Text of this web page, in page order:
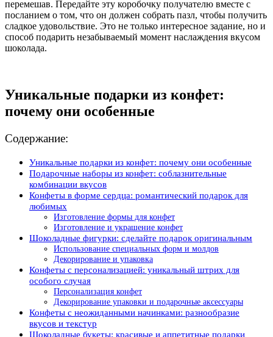
перемешав. Передайте эту коробочку получателю вместе с
посланием о том, что он должен собрать пазл, чтобы получить
сладкое удовольствие. Это не только интересное задание, но и
способ подарить незабываемый момент наслаждения вкусом
шоколада.
Уникальные подарки из конфет:
почему они особенные
Содержание:
Уникальные подарки из конфет: почему они особенные
Подарочные наборы из конфет: соблазнительные
комбинации вкусов
Конфеты в форме сердца: романтический подарок для
любимых
Изготовление формы для конфет
Изготовление и украшение конфет
Шоколадные фигурки: сделайте подарок оригинальным
Использование специальных форм и молдов
Декорирование и упаковка
Конфеты с персонализацией: уникальный штрих для
особого случая
Персонализация конфет
Декорирование упаковки и подарочные аксессуары
Конфеты с неожиданными начинками: разнообразие
вкусов и текстур
Шоколадные букеты: красивые и аппетитные подарки